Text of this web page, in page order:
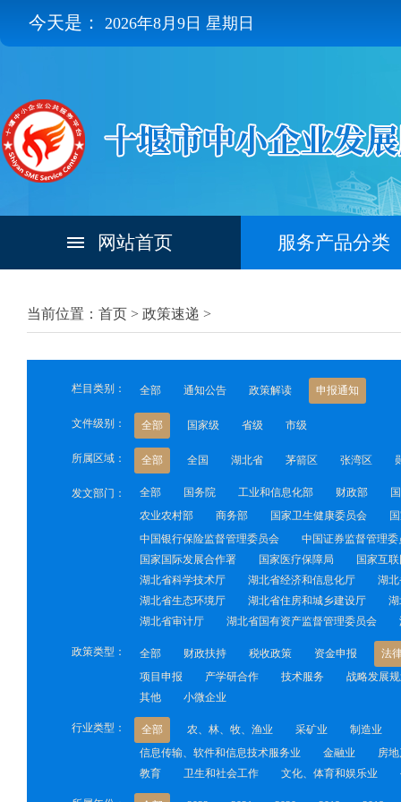
今天是： 2026年8月9日 星期日
网站首页 服务产品分类
当前位置：首页 > 政策速递 >
栏目类别： 全部 通知公告 政策解读 申报通知
文件级别： 全部 国家级 省级 市级
所属区域： 全部 全国 湖北省 茅箭区 张湾区
发文部门： 全部 国务院 工业和信息化部 财政部
农业农村部
商务部 国家卫生健康委员会
中国银行保险监督管理委员会
中国证券监督管理委
国家国际发展合作署
国家医疗保障局
国家互
湖北省科学技术厅
湖北省经济和信息化厅
湖
湖北省生态环境厅
湖北省住房和城乡建设厅
湖北省审计厅
湖北省国有资产监督管理委员会
政策类型： 全部 财政扶持 税收政策 资金申报
法
项目申报
产学研合作 技术服务
战略发展
其他
小微企业
行业类型： 全部 农、林、牧、渔业 采矿业
制造业
信息传输、软件和信息技术服务业
金融业
房
教育
卫生和社会工作 文化、体育和娱乐业